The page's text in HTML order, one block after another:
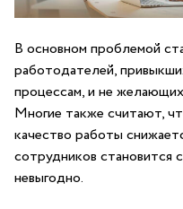
В основном проблемой
работодателей,
процессам, и не
Многие также считают,
качество работы
сотрудников становится
невыгодно.